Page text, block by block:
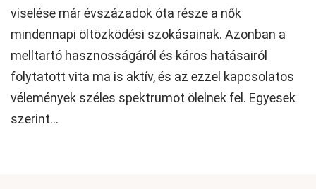
viselése már évszázadok óta része a nők
mindennapi öltözködési szokásainak. Azonban a
melltartó hasznosságáról és káros hatásairól
folytatott vita ma is aktív, és az ezzel kapcsolatos
vélemények széles spektrumot ölelnek fel. Egyesek
szerint...